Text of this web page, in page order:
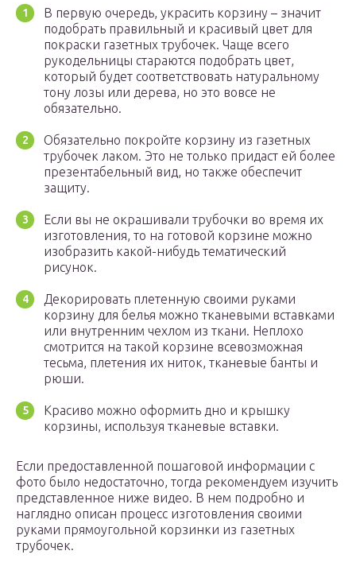
В первую очередь, украсить корзину – значит
подобрать правильный и красивый цвет для
покраски газетных трубочек. Чаще всего
рукодельницы стараются подобрать цвет,
который будет соответствовать натуральному
тону лозы или дерева, но это вовсе не
обязательно.
Обязательно покройте корзину из газетных
трубочек лаком. Это не только придаст ей более
презентабельный вид, но также обеспечит
защиту.
Если вы не окрашивали трубочки во время их
изготовления, то на готовой корзине можно
изобразить какой-нибудь тематический
рисунок.
Декорировать плетенную своими руками
корзину для белья можно тканевыми вставками
или внутренним чехлом из ткани. Неплохо
смотрится на такой корзине всевозможная
тесьма, плетения их ниток, тканевые банты и
рюши.
Красиво можно оформить дно и крышку
корзины, используя тканевые вставки.
Если предоставленной пошаговой информации с
фото было недостаточно, тогда рекомендуем изучить
представленное ниже видео. В нем подробно и
наглядно описан процесс изготовления своими
руками прямоугольной корзинки из газетных
трубочек.